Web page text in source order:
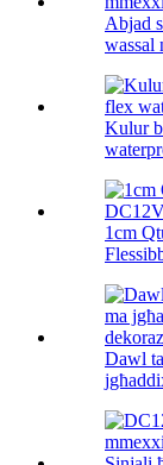
Abjad
wassal
Kulur
1cm
Dawl